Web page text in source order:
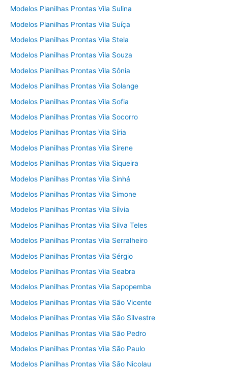
Modelos Planilhas Prontas Vila Sulina
Modelos Planilhas Prontas Vila Suíça
Modelos Planilhas Prontas Vila Stela
Modelos Planilhas Prontas Vila Souza
Modelos Planilhas Prontas Vila Sônia
Modelos Planilhas Prontas Vila Solange
Modelos Planilhas Prontas Vila Sofia
Modelos Planilhas Prontas Vila Socorro
Modelos Planilhas Prontas Vila Síria
Modelos Planilhas Prontas Vila Sirene
Modelos Planilhas Prontas Vila Siqueira
Modelos Planilhas Prontas Vila Sinhá
Modelos Planilhas Prontas Vila Simone
Modelos Planilhas Prontas Vila Sílvia
Modelos Planilhas Prontas Vila Silva Teles
Modelos Planilhas Prontas Vila Serralheiro
Modelos Planilhas Prontas Vila Sérgio
Modelos Planilhas Prontas Vila Seabra
Modelos Planilhas Prontas Vila Sapopemba
Modelos Planilhas Prontas Vila São Vicente
Modelos Planilhas Prontas Vila São Silvestre
Modelos Planilhas Prontas Vila São Pedro
Modelos Planilhas Prontas Vila São Paulo
Modelos Planilhas Prontas Vila São Nicolau